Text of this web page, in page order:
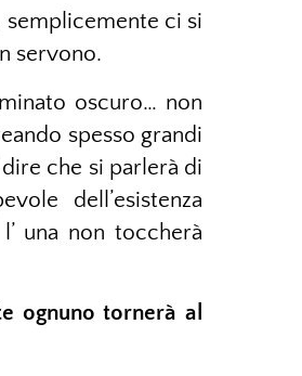
semplicemente ci si
servono.
oscuro… non
spesso grandi
che si parlerà di
dell’esistenza
una non toccherà
ognuno tornerà al